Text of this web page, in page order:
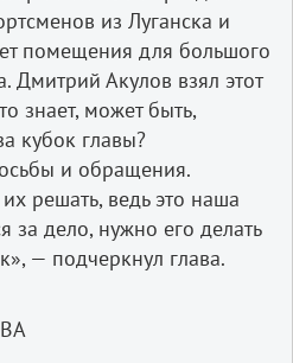
из Луганска и
помещения для большого
Дмитрий Акулов взял этот
знает, может быть,
кубок главы?
и обращения.
решать, ведь это наша
за дело, нужно его делать
— подчеркнул глава.